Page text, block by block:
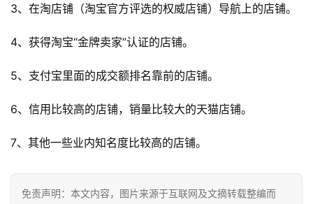
3、在淘店铺（淘宝官方评选的权威店铺）导航上的店铺。
4、获得淘宝“金牌卖家”认证的店铺。
5、支付宝里面的成交额排名靠前的店铺。
6、信用比较高的店铺，销量比较大的天猫店铺。
7、其他一些业内知名度比较高的店铺。
免责声明：本文内容，图片来源于互联网及文摘转载整编而